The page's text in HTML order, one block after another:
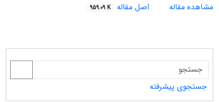
مشاهده مقاله
اصل مقاله 959.09 K
جستجوی پیشرفته